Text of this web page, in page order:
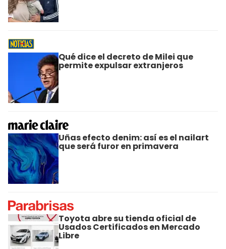
Qué dice el decreto de Milei que
permite expulsar extranjeros
Uñas efecto denim: así es el nailart
que será furor en primavera
Toyota abre su tienda oficial de
Usados Certificados en Mercado
Libre